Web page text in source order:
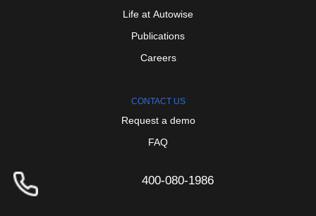
Life at Autowise
Publications
Careers
CONTACT US
Request a demo
FAQ
400-080-1986